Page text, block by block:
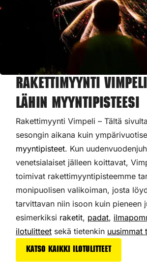
Rakettimyynti
lähin myyntipisteesi
Rakettimyynti Vimpeli – Tältä
sesongin aikana kuin
myyntipisteet. Kun
venetsialaiset jälleen koittavat,
toimivat rakettimyyntipisteemme
monipuolisen valikoiman, josta
tarvittavan niin isoon kuin pieneen
esimerkiksi raketit, padat,
ilotulitteet sekä tietenkin uusimmat
Katso kaikki ilotulitteet